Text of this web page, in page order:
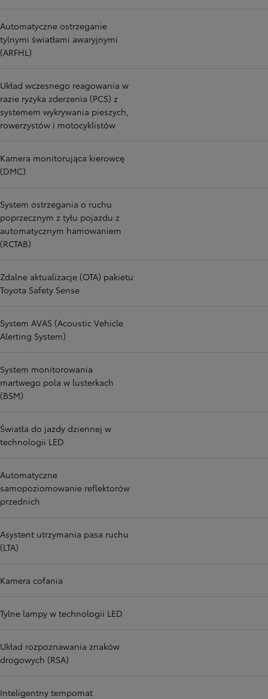
Automatyczne ostrzeganie
tylnymi światłami awaryjnymi
(ARFHL)
Układ wczesnego reagowania w
razie ryzyka zderzenia (PCS) z
systemem wykrywania pieszych,
rowerzystów i motocyklistów
Kamera monitorująca kierowcę
(DMC)
System ostrzegania o ruchu
poprzecznym z tyłu pojazdu z
automatycznym hamowaniem
(RCTAB)
Zdalne aktualizacje (OTA) pakietu
Toyota Safety Sense
System AVAS (Acoustic Vehicle
Alerting System)
System monitorowania
martwego pola w lusterkach
(BSM)
Światła do jazdy dziennej w
technologii LED
Automatyczne
samopoziomowanie reflektorów
przednich
Asystent utrzymania pasa ruchu
(LTA)
Kamera cofania
Tylne lampy w technologii LED
Układ rozpoznawania znaków
drogowych (RSA)
Inteligentny tempomat